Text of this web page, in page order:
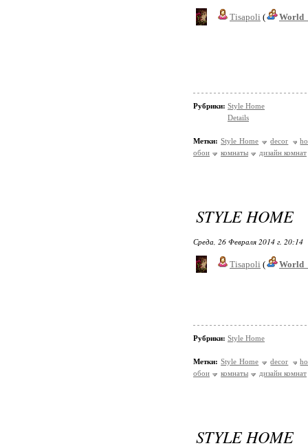
Tisapoli (
Рубрики: Style Home
Details
Метки: Style Home decor
обои
комнаты дизайн комнат
STYLE HOME
Среда, 26 Февраля 2014 г. 20:14
Tisapoli (
Рубрики: Style Home
Метки: Style Home decor
обои
комнаты дизайн комнат
STYLE HOME